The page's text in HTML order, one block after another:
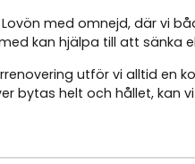
med omnejd, där vi
kan hjälpa till att sänka
utför vi alltid en
bytas helt och hållet,